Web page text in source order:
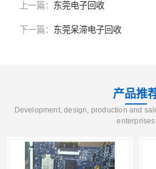
上一篇： 东莞电子回收
下一篇： 东莞呆滞电子回收
产品推
Development, design, production and
enterprises